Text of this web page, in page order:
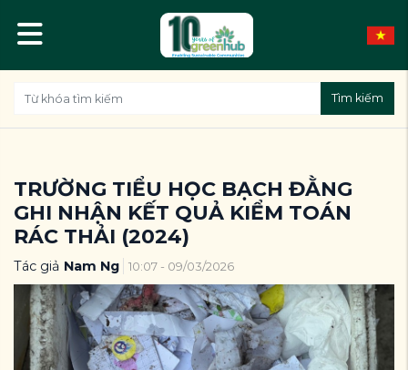
Tìm kiếm
TRƯỜNG TIỂU HỌC BẠCH ĐẰNG
GHI NHẬN KẾT QUẢ KIỂM TOÁN
RÁC THẢI (2024)
Tác giả Nam Ng 10:07 - 09/03/2026